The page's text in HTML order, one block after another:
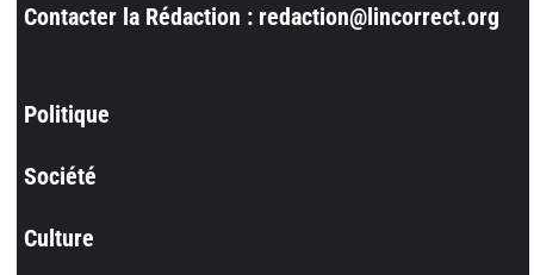
Contacter la Rédaction : redaction@lincorrect.org
Politique
Société
Culture